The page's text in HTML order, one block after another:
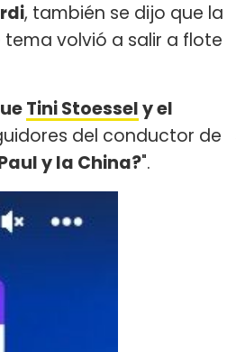
, también se dijo que la
tema volvió a salir a flote
Tini Stoessely el
del conductor de
y la China?".